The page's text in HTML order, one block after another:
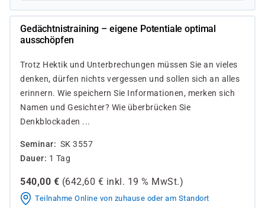
Gedächtnistraining – eigene Potentiale optimal
ausschöpfen
Trotz Hektik und Unterbrechungen müssen Sie an vieles
denken, dürfen nichts vergessen und sollen sich an alles
erinnern. Wie speichern Sie Informationen, merken sich
Namen und Gesichter? Wie überbrücken Sie
Denkblockaden ...
Seminar
SK 3557
Dauer
1 Tag
540,00 € (642,60 € inkl. 19 % MwSt.)
Teilnahme Online von zuhause oder am Standort